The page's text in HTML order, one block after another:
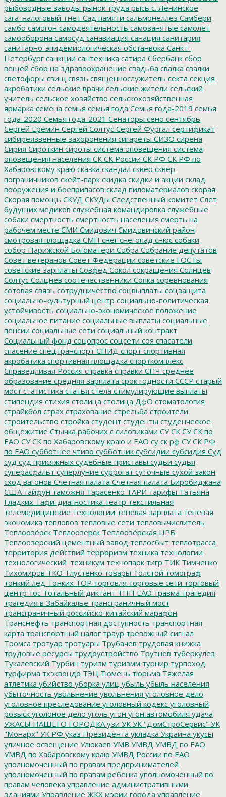
рыбоводные заводы рынок труда рысь с. Ленинское
сага_налоговый_гнет Сад памяти сальмонеллез Самбери
самбо самогон самодеятельность самозанятые самолет
самооборона самосуд санавиация санация санитария
санитарно-эпидемиологическая обстанвока Санкт-
Петербург санкции сантехника сатира Сбербанк сбор
вещей сбор на здравоохранение свадьба свалка свалки
светофоры свищ связь священнослужитель секта секция
акробатики сельские врачи сельские жители сельский
учитель сельское хозяйство сельскохозяйственная
ярмарка семена семья семья года Семья года-2019 семья
года-2020 Семья года-2021 Сенаторы сено сентябрь
Сергей Ерёмин Сергей Солтус Сергей Фургал сертификат
сибиреязвенные захоронения сигареты СИЗО сирена
Сирия Сироткин сироты система оповещения система
оповещения населения СК СК России СК РФ СК РФ по
Хабаровскому краю сказка скандал сквер сквер
пограничников скейт-парк скидка скидки и акции склад
вооружения и боеприпасов склад пиломатериалов скорая
Скорая помощь СКУД СКУДы Следственный комитет Слет
будущих медиков служебная командировка служебные
собаки смертность смертность населения смерть на
рабочем месте СМИ Смидович Смидовичский район
смотровая площадка СМП снег снегопад снюс собаки
собор Парижской Богоматери Собра Собрание депутатов
Совет ветеранов Совет Федерации советские ГОСТы
советские зарплаты Совфед Сокол сокращения Солнцев
Солтус Солцнев соотечественники Сопка соревнования
сотовая связь сотрудничество соцвыплаты соцзащита
социально-культурный центр социально-политическая
устойчивость социально-экономическое положение
социальное питание социальные выплаты социальные
пенсии социальные сети социальный контракт
Социальный фонд соцопрос соцсети соя спасатели
спасение спецтранспорт СПИД спорт спортивная
акробатика спортивная площадка спорткомплекс
Справедливая Россия справка справки СПЧ среднее
образование средняя зарплата срок годности СССР старый
мост статистика статья стела стимулирующие выплаты
стипендия стихия столица столица ДфО стоматология
страйкбол страх страхование стрельба строители
строительство стройка студент студенты студенческое
общежитие Стычка рабочих с силовиками СУ СК СУ СК по
ЕАО СУ СК по Хабаровскому краю и ЕАО су ск рф СУ СК РФ
по ЕАО субботнее чтиво субботник субсидии субсидия Суд
суд суд присяжных судебные приставы судьи судья
суперасфальт суперлуние суррогат суточные сухой закон
сход вагонов Счетная палата Счетная палата Биробиджана
США тайфун таможня Тарасенко ТАРИ тарифы Татьяна
Гладких Тафи-диагностика театр текстильная
телемедицинские технологии теневая зарплата теневая
экономика тепловоз тепловые сети тепловычислитель
Теплоозёрск Теплоозерск Теплоозёрская ЦРБ
Теплоозерский цементный завод теплосбыт теплотрасса
территория действий терроризм техника технологии
технологический_техникум технопарк тигр ТИК Тимченко
Тихомиров ТКО Тлустенко товары Толстой томограф
тонкий лед Тонких ТОР торговля торговые сети торговый
центр тос Тотальный диктант ТПП ЕАО травма трагедия
трагедия в Забайкалье трансграничный мост
трансграничный российско-китайский марафон
Транснефть транспортная доступность транспортная
карта транспортный налог траур тревожный сигнал
Тромса тротуар тротуары Трубачев трудовая книжка
трудовые ресурсы трудоустройство Трутнев туберкулез
Тукалевский Турбин туризм туризмм турнир турпоход
турфирма тхэквондо ТЭЦ Тюмень тюрьма Тяжелая
атлетика убийство уборка улиц убыль убыль населения
убыточность увольнение увольнения уголовное дело
уголовное преследование уголовный кодекс уголовный
розыск уголоное дело уголь угон угон автомобиля удача
УЖАСЫ НАШЕГО ГОРОДКА узи УК УК "ДомСтроСервис" УК
"Монарх" УК РФ указ Президента укладка Украина укусы
уличное освещение Улюкаев УМВ УМВД УМВД по ЕАО
УМВД по Хабаровскому краю УМВД России по ЕАО
уполномоченный по правам предпринимателей
уполномоченный по правам ребенка уполномоченный по
правам человека управление административными
зданиями Управление ЖКХ мэрии города управление